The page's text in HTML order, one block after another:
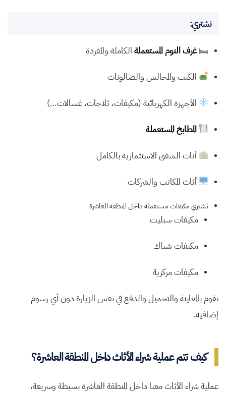
نشتري:
غرف النوم المستعملة الكاملة والمفردة
الكنب والمجالس والصالونات
الأجهزة الكهربائية (مكيفات، ثلاجات، غسالات…)
المطابخ المستعملة
أثاث الشقق الاستثمارية بالكامل
أثاث المكاتب والشركات
نشتري مكيفات مستعملة داخل المنطقة العاشرة
مكيفات سبليت
مكيفات شباك
مكيفات مركزية
نقوم بالمعاينة والتحميل والدفع في نفس الزيارة دون أي رسوم
إضافية.
كيف تتم عملية شراء الأثاث داخل المنطقة العاشرة؟
عملية شراء الأثاث معنا داخل المنطقة العاشرة بسيطة وسريعة،